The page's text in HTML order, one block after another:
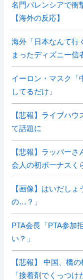
名門バレンシアで衝
【海外の反応】
海外「日本なんて行
まったディズニー信
イーロン・マスク「
してるだけ」
【悲報】ライブハ
て話題に
【悲報】ラッパー
会人の初ボーナスく
【画像】はいだし
の…？」
PTA会長「PTA参加
い？」
【悲報】 中国、橋
「接着剤でくっつ